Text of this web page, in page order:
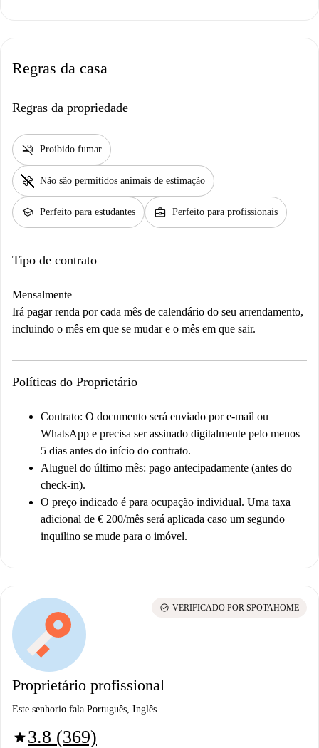
Regras da casa
Regras da propriedade
smoke_free Proibido fumar
pet_supplies Não são permitidos animais de estimação
school Perfeito para estudantes business_center Perfeito para profissionais
Tipo de contrato
Mensalmente
Irá pagar renda por cada mês de calendário do seu arrendamento,
incluindo o mês em que se mudar e o mês em que sair.
Políticas do Proprietário
Contrato: O documento será enviado por e-mail ou
WhatsApp e precisa ser assinado digitalmente pelo menos
5 dias antes do início do contrato.
Aluguel do último mês: pago antecipadamente (antes do
check-in).
O preço indicado é para ocupação individual. Uma taxa
adicional de € 200/mês será aplicada caso um segundo
inquilino se mude para o imóvel.
Proprietário profissional
Este senhorio fala Português, Inglês
star3.8 (369)
check_circle VERIFICADO POR SPOTAHOME